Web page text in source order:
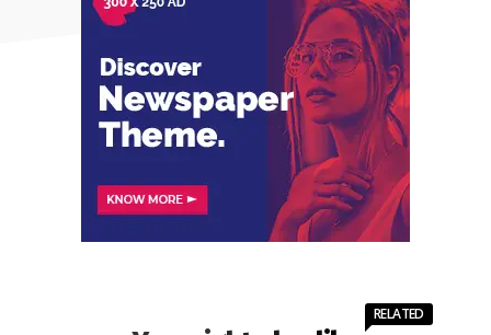
RELATED